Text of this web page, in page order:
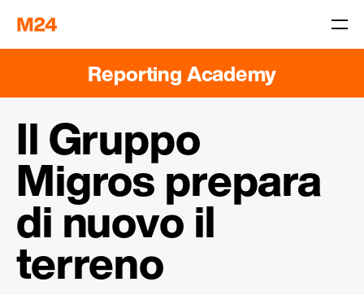
Reporting Academy
Il Gruppo
Migros prepara
di nuovo il
terreno